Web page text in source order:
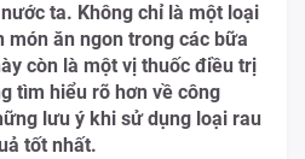
ta. Không chỉ là một loại
món ăn ngon trong các bữa
còn là một vị thuốc điều trị
tìm hiểu rõ hơn về công
lưu ý khi sử dụng loại rau
tốt nhất.